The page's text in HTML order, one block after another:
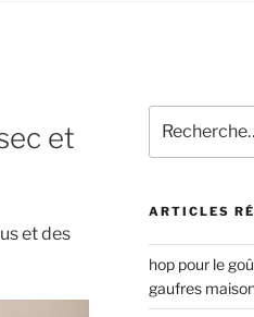
et
et des
pour
:
ARTICLES
hop pour le
gaufres